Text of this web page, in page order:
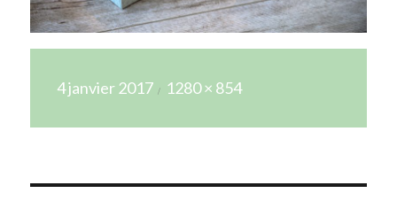
le
4 janvier 2017
réelle
1280 × 854